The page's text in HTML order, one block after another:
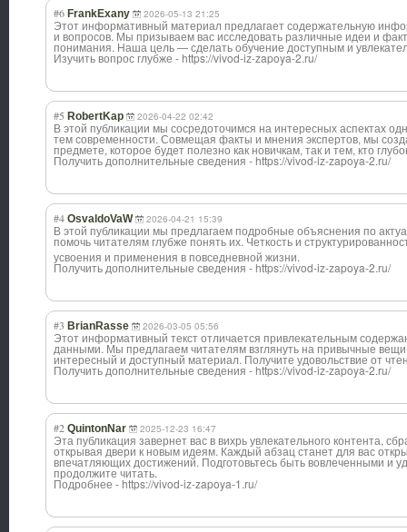
#6 FrankExany 2026-05-13 21:25
Этот информативный материал предлагает содержательную
и вопросов. Мы призываем вас исследовать различные идеи и
понимания. Наша цель — сделать обучение доступным и
Изучить вопрос глубже - https://vivod-iz-zapoya-2.ru/
#5 RobertKap 2026-04-22 02:42
В этой публикации мы сосредоточимся на интересных аспектах
тем современности. Совмещая факты и мнения экспертов, мы
предмете, которое будет полезно как новичкам, так и тем, кто
Получить дополнительные сведения - https://vivod-iz-zapoya-2.ru/
#4 OsvaldoVaW 2026-04-21 15:39
В этой публикации мы предлагаем подробные объяснения по
помочь читателям глубже понять их. Четкость и структурированн
усвоения и применения в повседневной жизни.
Получить дополнительные сведения - https://vivod-iz-zapoya-2.ru/
#3 BrianRasse 2026-03-05 05:56
Этот информативный текст отличается привлекательным
данными. Мы предлагаем читателям взглянуть на привычные
интересный и доступный материал. Получите удовольствие от
Получить дополнительные сведения - https://vivod-iz-zapoya-2.ru/
#2 QuintonNar 2025-12-23 16:47
Эта публикация завернет вас в вихрь увлекательного контента,
открывая двери к новым идеям. Каждый абзац станет для вас
впечатляющих достижений. Подготовьтесь быть вовлеченными и
продолжите читать.
Подробнее - https://vivod-iz-zapoya-1.ru/